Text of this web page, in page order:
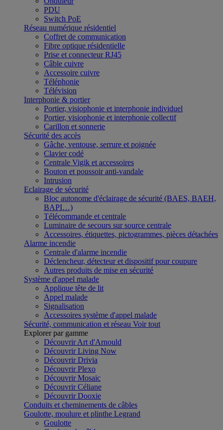
PDU
Switch PoE
Réseau numérique résidentiel
Coffret de communication
Fibre optique résidentielle
Prise et connecteur RJ45
Câble cuivre
Accessoire cuivre
Téléphonie
Télévision
Interphonie & portier
Portier, visiophonie et interphonie individuel
Portier, visiophonie et interphonie collectif
Carillon et sonnerie
Sécurité des accès
Gâche, ventouse, serrure et poignée
Clavier codé
Centrale Vigik et accessoires
Bouton et poussoir anti-vandale
Intrusion
Eclairage de sécurité
Bloc autonome d'éclairage de sécurité (BAES, BAEH,
BAPI…)
Télécommande et centrale
Luminaire de secours sur source centrale
Accessoires, étiquettes, pictogrammes, pièces détachées
Alarme incendie
Centrale d'alarme incendie
Déclencheur, détecteur et dispositif pour coupure
Autres produits de mise en sécurité
Système d'appel malade
Applique tête de lit
Appel malade
Signalisation
Accessoires système d'appel malade
Sécurité, communication et réseau Voir tout
Explorer par gamme
Découvrir Art d'Arnould
Découvrir Living Now
Découvrir Drivia
Découvrir Plexo
Découvrir Mosaic
Découvrir Céliane
Découvrir Dooxie
Conduits et cheminements de câbles
Goulotte, moulure et plinthe Legrand
Goulotte